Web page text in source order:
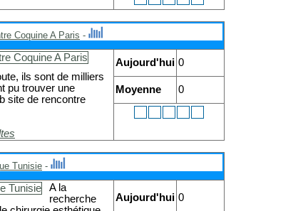
Coquine A Paris -
ils sont de milliers
pu trouver une
site de rencontre
Aujourd'hui 0
Moyenne 0
Tunisie -
A la
recherche
Aujourd'hui 0